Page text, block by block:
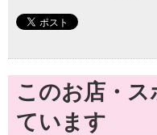
このお店・
ています